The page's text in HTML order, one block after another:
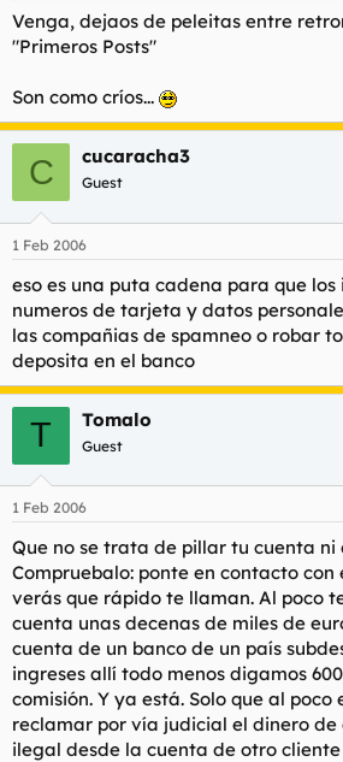
Y tu si hijo de puta?
Venga, dejaos de peleitas entre
"Primeros Posts"
Son como críos...
C cucaracha3
Guest
1 Feb 2006
eso es una puta cadena para que los
numeros de tarjeta y datos
las compañias de spamneo o robar
deposita en el banco
T Tomalo
Guest
1 Feb 2006
Que no se trata de pillar tu cuenta ni
Compruebalo: ponte en contacto
verás que rápido te llaman. Al poco
cuenta unas decenas de miles de
cuenta de un banco de un país
ingreses allí todo menos digamos
comisión. Y ya está. Solo que al poco
reclamar por vía judicial el dinero
ilegal desde la cuenta de otro